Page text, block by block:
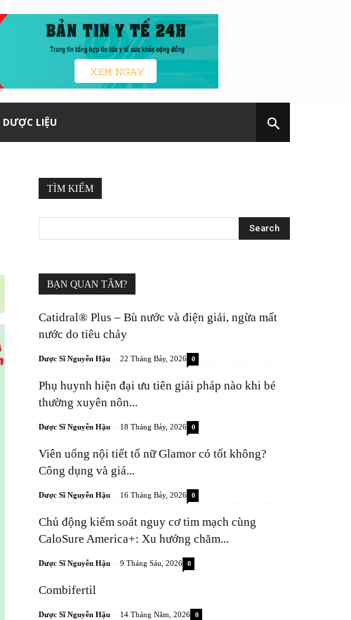
DƯỢC LIỆU
TÌM KIẾM
BẠN QUAN TÂM?
Catidral® Plus – Bù nước và điện giải, ngừa mất
nước do tiêu chảy
Dược Sĩ Nguyễn Hậu - 22 Tháng Bảy, 2026 0
Phụ huynh hiện đại ưu tiên giải pháp nào khi bé
thường xuyên nôn...
Dược Sĩ Nguyễn Hậu - 18 Tháng Bảy, 2026 0
Viên uống nội tiết tố nữ Glamor có tốt không?
Công dụng và giá...
Dược Sĩ Nguyễn Hậu - 16 Tháng Bảy, 2026 0
Chủ động kiểm soát nguy cơ tim mạch cùng
CaloSure America+: Xu hướng chăm...
Dược Sĩ Nguyễn Hậu - 9 Tháng Sáu, 2026 0
Combifertil
Dược Sĩ Nguyễn Hậu - 14 Tháng Năm, 2026 0